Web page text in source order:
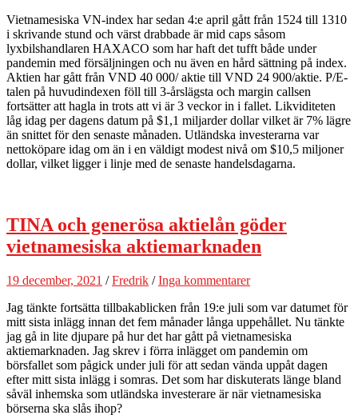
Vietnamesiska VN-index har sedan 4:e april gått från 1524 till 1310
i skrivande stund och värst drabbade är mid caps såsom
lyxbilshandlaren HAXACO som har haft det tufft både under
pandemin med försäljningen och nu även en hård sättning på index.
Aktien har gått från VND 40 000/ aktie till VND 24 900/aktie. P/E-
talen på huvudindexen föll till 3-årslägsta och margin callsen
fortsätter att hagla in trots att vi är 3 veckor in i fallet. Likviditeten
låg idag per dagens datum på $1,1 miljarder dollar vilket är 7% lägre
än snittet för den senaste månaden. Utländska investerarna var
nettoköpare idag om än i en väldigt modest nivå om $10,5 miljoner
dollar, vilket ligger i linje med de senaste handelsdagarna.
TINA och generösa aktielån göder
vietnamesiska aktiemarknaden
19 december, 2021 /Fredrik /Inga kommentarer
Jag tänkte fortsätta tillbakablicken från 19:e juli som var datumet för
mitt sista inlägg innan det fem månader långa uppehållet. Nu tänkte
jag gå in lite djupare på hur det har gått på vietnamesiska
aktiemarknaden. Jag skrev i förra inlägget om pandemin om
börsfallet som pågick under juli för att sedan vända uppåt dagen
efter mitt sista inlägg i somras. Det som har diskuterats länge bland
såväl inhemska som utländska investerare är när vietnamesiska
börserna ska slås ihop?